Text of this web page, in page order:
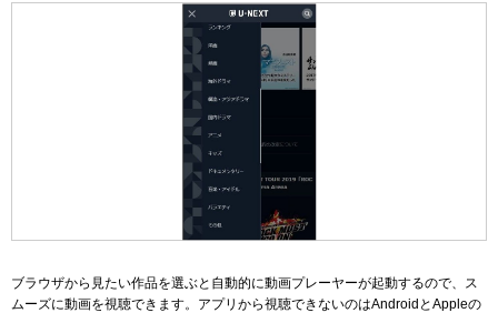
ブラウザから見たい作品を選ぶと自動的に動画プレーヤーが起動するので、ス
ムーズに動画を視聴できます。アプリから視聴できないのはAndroidとAppleの